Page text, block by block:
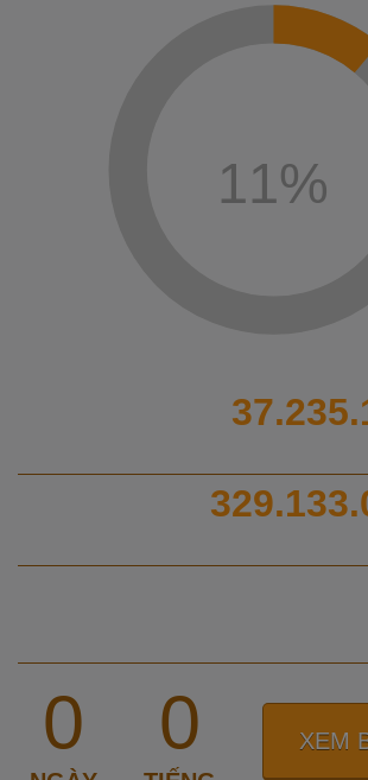
11%
0 0 XEM